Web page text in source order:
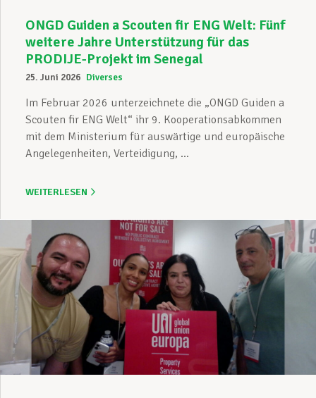
ONGD Guiden a Scouten fir ENG Welt: Fünf
weitere Jahre Unterstützung für das
PRODIJE-Projekt im Senegal
25. Juni 2026 Diverses
Im Februar 2026 unterzeichnete die „ONGD Guiden a
Scouten fir ENG Welt“ ihr 9. Kooperationsabkommen
mit dem Ministerium für auswärtige und europäische
Angelegenheiten, Verteidigung, ...
WEITERLESEN